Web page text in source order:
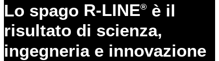
Lo spago R-LINE® è il
risultato di scienza,
ingegneria e innovazione